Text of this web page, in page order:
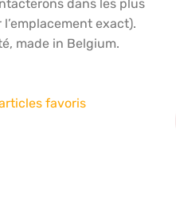
dans les plus
exact).
made in Belgium.
favoris